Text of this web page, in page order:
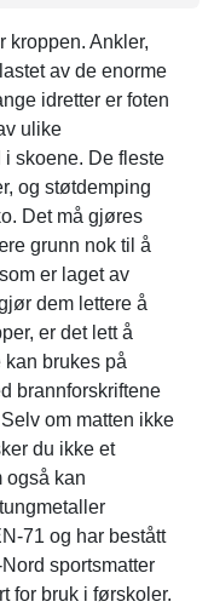
kroppen. Ankler,
av de enorme
idretter er foten
ulike
skoene. De fleste
og støtdemping
Det må gjøres
grunn nok til å
er laget av
dem lettere å
er det lett å
brukes på
brannforskriftene
om matten ikke
du ikke et
også kan
71 og har bestått
sportsmatter
for bruk i førskoler.